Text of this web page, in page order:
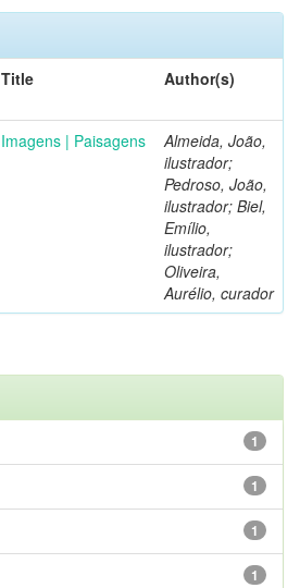
Title Author(s)
Imagens | Paisagens
Almeida, João,
ilustrador;
Pedroso, João,
ilustrador; Biel,
Emílio,
ilustrador;
Oliveira,
Aurélio, curador
1
1
1
1